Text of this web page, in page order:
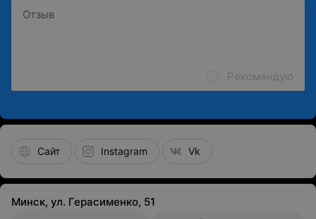
Рекомендую
Сайт Instagram Vk
Минск, ул. Герасименко, 51